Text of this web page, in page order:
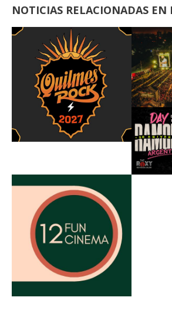
NOTICIAS RELACIONADAS EN